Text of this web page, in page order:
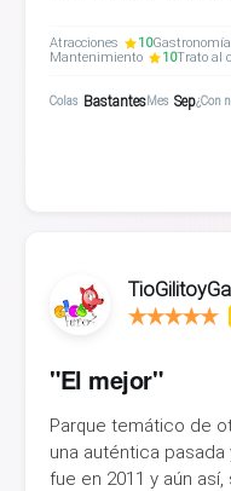
Atracciones 10Gastronomía
Mantenimiento
10Trato al
Colas BastantesMes Sep¿Con
"El mejor"
Parque temático de
una auténtica
fue en 2011 y aún